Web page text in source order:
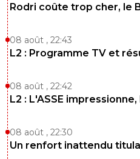
Rodri coûte trop cher, le
08 août , 22:43
L2 : Programme TV et
08 août , 22:42
L2 : L'ASSE
08 août , 22:30
Un renfort inattendu